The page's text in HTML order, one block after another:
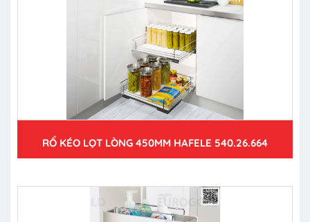
RỔ KÉO LỌT LÒNG 450MM HAFELE 540.26.664